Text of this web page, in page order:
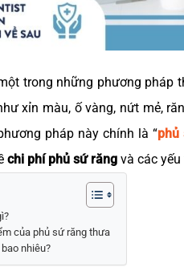
trong những phương pháp
xỉn màu, ố vàng, nứt mẻ,
pháp này chính là “phủ
chi phí phủ sứ răng và các
của phủ sứ răng thưa
nhiêu?